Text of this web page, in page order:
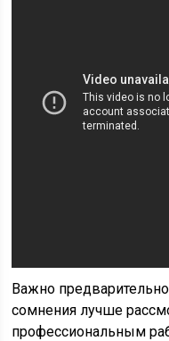
Важно
сомнения лучше
профессиональным